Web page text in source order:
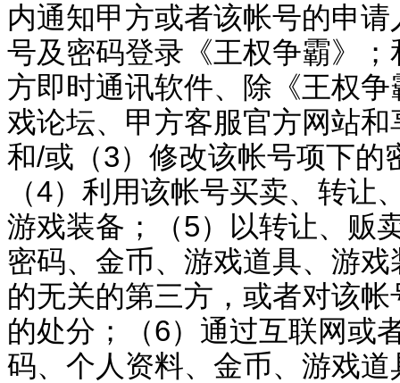
内通知甲方或者该帐号的申请
号及密码登录《王权争霸》；
方即时通讯软件、除《王权争
戏论坛、甲方客服官方网站
和/或（3）修改该帐号项下的
（4）利用该帐号买卖、转让
游戏装备；（5）以转让、贩
密码、金币、游戏道具、游
的无关的第三方，或者对该帐
的处分；（6）通过互联网或
码、个人资料、金币、游戏